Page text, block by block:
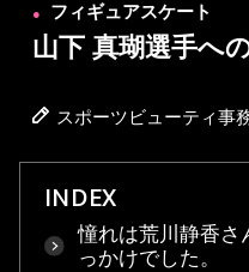
● フィギュアスケート
山下 真瑚選手へ
スポーツビューティ事
INDEX
憧れは荒川静香さ
っかけでした。